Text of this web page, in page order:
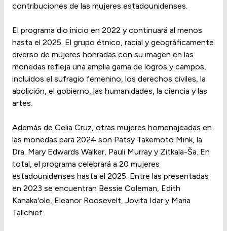
contribuciones de las mujeres estadounidenses.
El programa dio inicio en 2022 y continuará al menos
hasta el 2025. El grupo étnico, racial y geográficamente
diverso de mujeres honradas con su imagen en las
monedas refleja una amplia gama de logros y campos,
incluidos el sufragio femenino, los derechos civiles, la
abolición, el gobierno, las humanidades, la ciencia y las
artes.
Además de Celia Cruz, otras mujeres homenajeadas en
las monedas para 2024 son Patsy Takemoto Mink, la
Dra. Mary Edwards Walker, Pauli Murray y Zitkala-Ša. En
total, el programa celebrará a 20 mujeres
estadounidenses hasta el 2025. Entre las presentadas
en 2023 se encuentran Bessie Coleman, Edith
Kanaka'ole, Eleanor Roosevelt, Jovita Idar y Maria
Tallchief.